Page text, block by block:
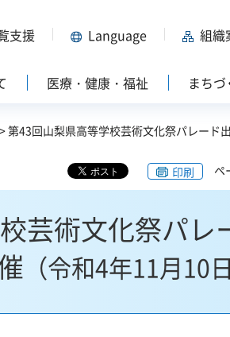
支援 Language 組織
医療・健康・福祉 まち
> 第43回山梨県高等学校芸術文化祭パレード
印刷 ペ
芸術文化祭パレ
（令和4年11月10日